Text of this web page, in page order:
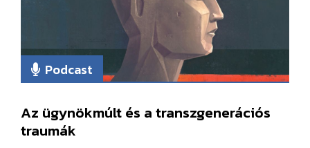
Podcast
Az ügynökmúlt és a transzgenerációs
traumák